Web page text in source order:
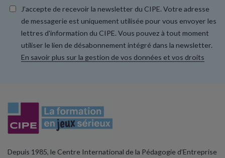
J’accepte de recevoir la newsletter du CIPE. Votre adresse
de messagerie est uniquement utilisée pour vous envoyer les
lettres d'information du CIPE. Vous pouvez à tout moment
utiliser le lien de désabonnement intégré dans la newsletter.
En savoir plus sur la gestion de vos données et vos droits
Depuis 1985, le Centre International de la Pédagogie d’Entreprise